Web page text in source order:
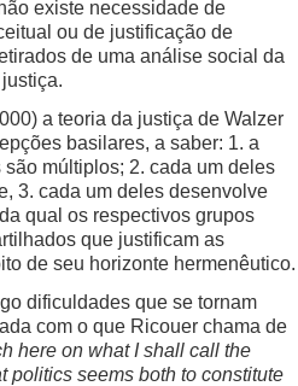
existe necessidade de
ou de justificação de
de uma análise social da
a teoria da justiça de Walzer
basilares, a saber: 1. a
múltiplos; 2. cada um deles
3. cada um deles desenvolve
qual os respectivos grupos
que justificam as
de seu horizonte hermenêutico.
dificuldades que se tornam
com o que Ricouer chama de
here on what I shall call the
politics seems both to constitute